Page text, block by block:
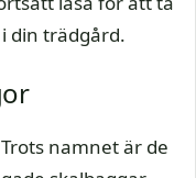
din trädgård.
namnet är de